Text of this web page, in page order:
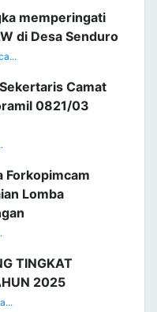
memperingati
di Desa Senduro
Camat
0821/03
Forkopimcam
Lomba
TINGKAT
2025